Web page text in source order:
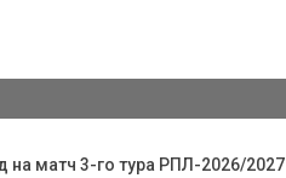
матч 3-го тура РПЛ-2026/2027